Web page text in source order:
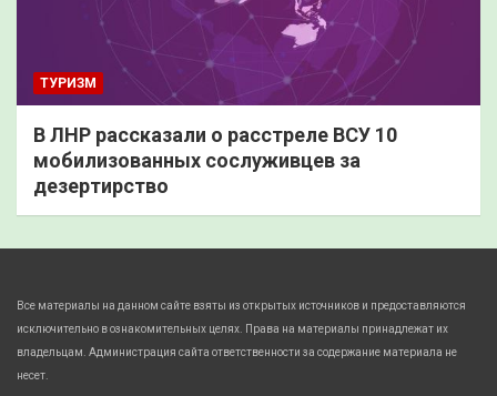
ТУРИЗМ
В ЛНР рассказали о расстреле ВСУ 10
мобилизованных сослуживцев за
дезертирство
Все материалы на данном сайте взяты из открытых источников и предоставляются
исключительно в ознакомительных целях. Права на материалы принадлежат их
владельцам. Администрация сайта ответственности за содержание материала не
несет.